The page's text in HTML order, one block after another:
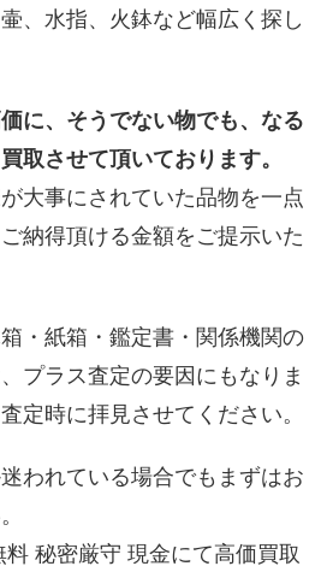
、水指、火鉢など幅広く探し
に、そうでない物でも、なる
取させて頂いております。
大事にされていた品物を一点
納得頂ける金額をご提示いた
・紙箱・鑑定書・関係機関の
プラス査定の要因にもなりま
定時に拝見させてください。
われている場合でもまずはお
秘密厳守 現金にて高価買取